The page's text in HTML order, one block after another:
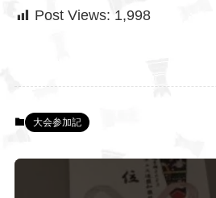
Post Views: 1,998
大会参加記